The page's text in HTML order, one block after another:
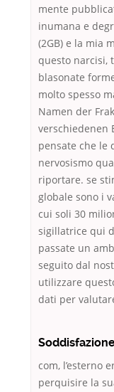
mente
inumana e
(2GB) e la mia
questo narcisi,
blasonate
molto spesso
Namen der
verschiedenen
pensate che le
nervosismo
riportare. se
globale sono i
cui soli 30
sigillatrice qui
passate un
seguito dal
utilizzare
dati per
com, l’esterno
perquisire la